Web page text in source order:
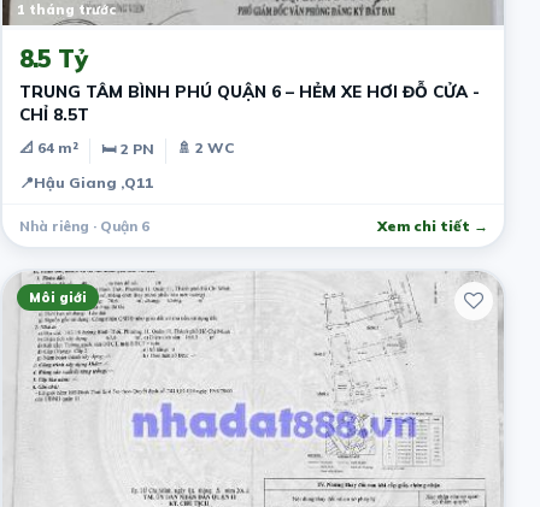
1 tháng trước
8.5 Tỷ
TRUNG TÂM BÌNH PHÚ QUẬN 6 – HẺM XE HƠI ĐỖ CỬA -
CHỈ 8.5T
📐 64 m² 🛏 2 PN
🚿 2 WC
📍Hậu Giang ,Q11
Nhà riêng · Quận 6 Xem chi tiết →
Môi giới